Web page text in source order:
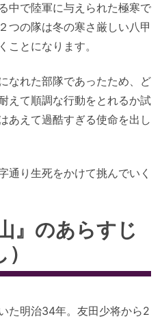
中で陸軍に与えられた極寒で
つの隊は冬の寒さ厳しい八甲
ことになります。
なれた部隊であったため、ど
えて順調な行動をとれるか試
あえて過酷すぎる使命を出し
通り生死をかけて挑んでいく
』のあらすじ
た明治34年。友田少将から2